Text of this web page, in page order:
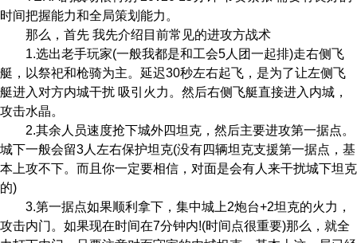
时间把握能力和全局策划能力。
那么，首先 我先介绍目前常见的进攻方战术
1.选出老手玩家(一般我都是和工会5人团一起排)走右侧飞
艇，以祭祀和枪骑为主。延迟30秒左右起飞，是为了让左侧飞
艇进入对方内城干扰 吸引火力。然后右侧飞艇直接进入内城，
攻击水晶。
2.其余人员速度抢下城外四坦克，然后主要进攻第一据点。
城下一般会留3人左右保护坦克(没有四辆坦克支援第一据点，基
本上攻不下。而且你一定要相信，对面是会有人来干扰城下坦克
的)
3.第一据点如果顺利拿下，集中城上2炮台+2坦克的火力，
攻击内门。如果现在时间在7分钟内!(时间点很重要)那么，就全